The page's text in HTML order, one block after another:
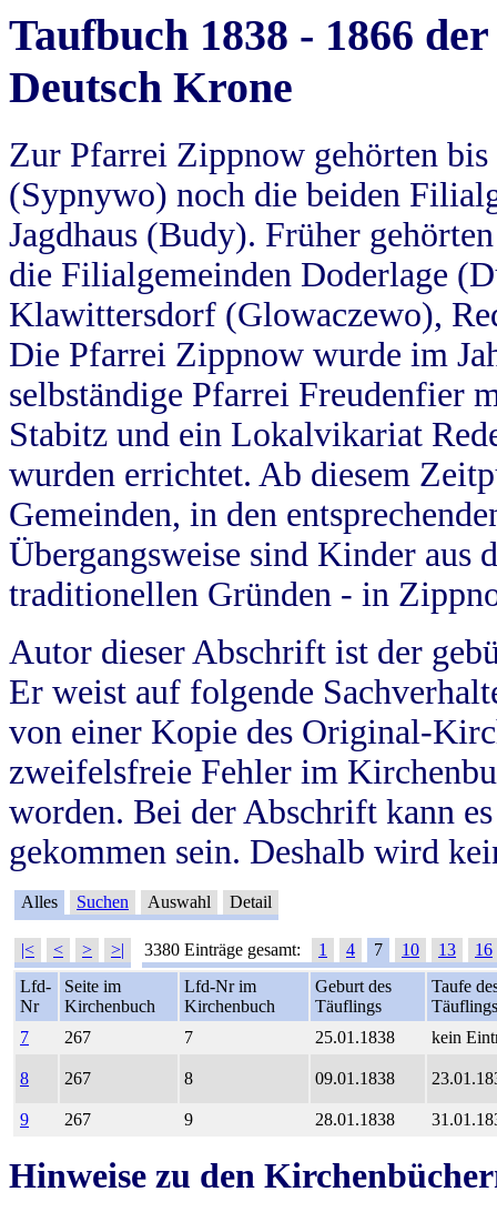
Taufbuch 1838 - 1866
Deutsch Krone
Zur Pfarrei Zippnow gehörten
(Sypnywo) noch die beiden
Jagdhaus (Budy). Früher
die Filialgemeinden Doderlage
Klawittersdorf (Glowaczewo),
Die Pfarrei Zippnow wurde im
selbständige Pfarrei Freudenfier
Stabitz und ein Lokalvikariat
wurden errichtet. Ab diesem
Gemeinden, in den
Übergangsweise sind Kinder aus
traditionellen Gründen - in
Autor dieser Abschrift ist der
Er weist auf folgende
von einer Kopie des Original-
zweifelsfreie Fehler im
worden. Bei der Abschrift kann
gekommen sein. Deshalb wird
Alles Suchen Auswahl Detail
|< < > >| 3380 Einträge gesamt: 1 4 7 10 13
16
Lfd-
Nr
Seite im
Kirchenbuch
Lfd-Nr im
Kirchenbuch
Geburt des
Täuflings
Taufe
Täuflings
7
267 7 25.01.1838 kein
8 267 8 09.01.1838
9 267 9 28.01.1838
Hinweise zu den